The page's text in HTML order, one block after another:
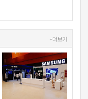
+ 더보기